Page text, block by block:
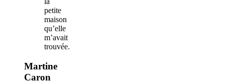
petite
maison
qu’elle
m’avait
trouvée.
Martine
Caron